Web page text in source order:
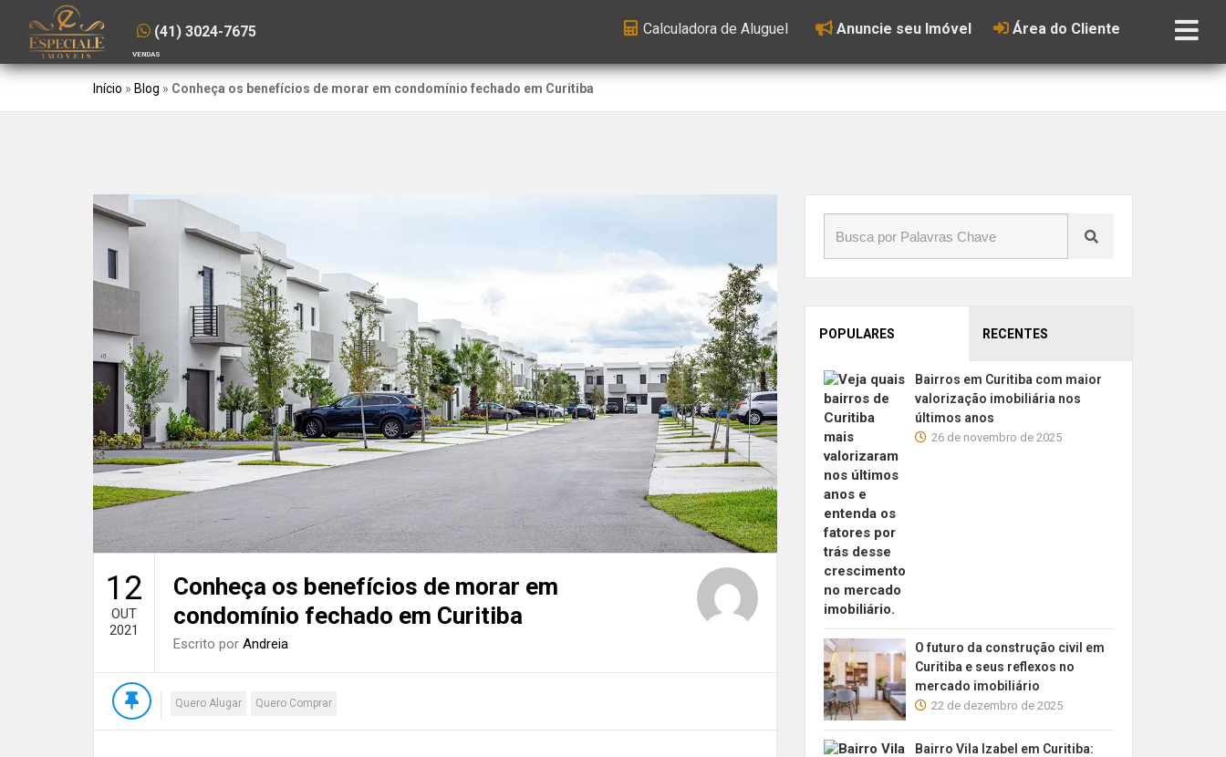
(41) 3024-7675
VENDAS
Calculadora de Aluguel Anuncie seu Imóvel Área do Cliente
Início » Blog » Conheça os benefícios de morar em condomínio fechado em Curitiba
12
OUT
2021
Conheça os benefícios de morar em
condomínio fechado em Curitiba
Escrito por Andreia
Quero Alugar Quero Comprar
POPULARES RECENTES
Bairros em Curitiba com maior
valorização imobiliária nos
últimos anos
26 de novembro de 2025
O futuro da construção civil em
Curitiba e seus reflexos no
mercado imobiliário
22 de dezembro de 2025
Bairro Vila Izabel em Curitiba: